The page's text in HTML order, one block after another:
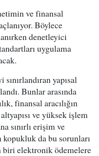
ve finansal
Böylece
denetleyici
uygulama
yapısal
Bunlar arasında
finansal aracılığın
ve yüksek işlem
sınırlı erişim ve
kopukluk da bu sorunları
biri elektronik ödemelere